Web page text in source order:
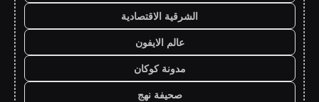
الشرقية الاقتصادية
عالم الايفون
مدونة كوكان
صحيفة نهج